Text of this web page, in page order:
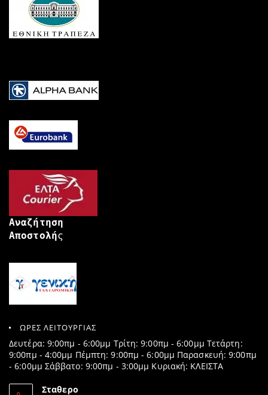
Αναζήτηση
Αποστολής
ΩΡΕΣ ΛΕΙΤΟΥΡΓΙΑΣ
Δευτέρα: 9:00πμ - 6:00μμ Τρίτη: 9:00πμ - 6:00μμ Τετάρτη:
9:00πμ - 4:00μμ Πέμπτη: 9:00πμ - 6:00μμ Παρασκευή: 9:00πμ
- 6:00μμ Σάββατο: 9:00πμ - 3:00μμ Κυριακή: ΚΛΕΙΣΤΑ
Σταθερο